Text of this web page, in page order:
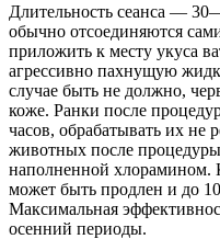
Длительность сеанса —
обычно отсоединяются
приложить к месту укуса
агрессивно пахнущую
случае быть не должно,
коже. Ранки после
часов, обрабатывать их не
животных после
наполненной хлорамином.
может быть продлен и до
Максимальная
осенний периоды.